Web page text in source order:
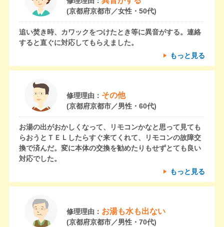
(京都府京都市／女性・50代)
追い焚き時、カワックをつけたとき等に異音がする。連絡
すると直ぐに対応してもらえました。
もっと見る
修理理由： その他
(京都府京都市／男性・60代)
お湯の出がおかしくなって、リモコンかなと思って見ても
らおうとＴＥＬしたらすぐ来てくれて、リモコンの故障交
換で済んだ。変に本体の交換を勧めたりもせずとても良い
対応でした。
もっと見る
修理理由： お湯も水も出ない
(京都府京都市／男性・70代)